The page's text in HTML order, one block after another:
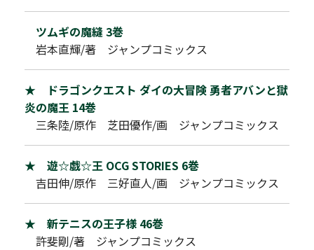
ツムギの魔縫 3巻
岩本直輝/著 ジャンプコミックス
★ ドラゴンクエスト ダイの大冒険 勇者アバンと獄
炎の魔王 14巻
三条陸/原作 芝田優作/画 ジャンプコミックス
★ 遊☆戯☆王 OCG STORIES 6巻
吉田伸/原作 三好直人/画 ジャンプコミックス
★ 新テニスの王子様 46巻
許斐剛/著 ジャンプコミックス